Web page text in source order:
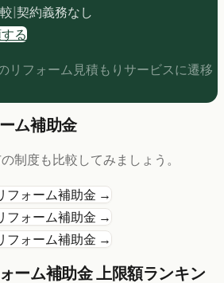
|契約義務なし
る
リフォーム見積もりサービスに遷移
ム補助金
制度も比較してみましょう。
フォーム補助金 →
フォーム補助金 →
フォーム補助金 →
ーム補助金 上限額ランキン